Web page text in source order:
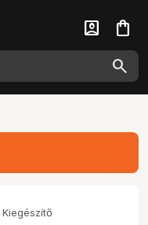
account_box shopping_bag
Kiegészítő